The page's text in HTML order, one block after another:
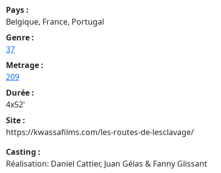
Pays :
Belgique, France, Portugal
Genre :
37
Metrage :
209
Durée :
4x52'
Site :
https://kwassafilms.com/les-routes-de-lesclavage/
Casting :
Réalisation: Daniel Cattier, Juan Gélas & Fanny Glissant